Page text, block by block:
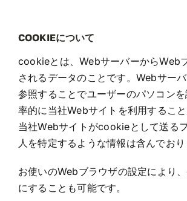
COOKIEについて
cookieとは、WebサーバーからWeb
されるデータのことです。Webサー
参照することでユーザーのパソコン
率的に当社Webサイトを利用すること
当社Webサイトがcookieとして送る
人を特定するような情報は含んでおり
お使いのWebブラウザの設定により
にすることも可能です。